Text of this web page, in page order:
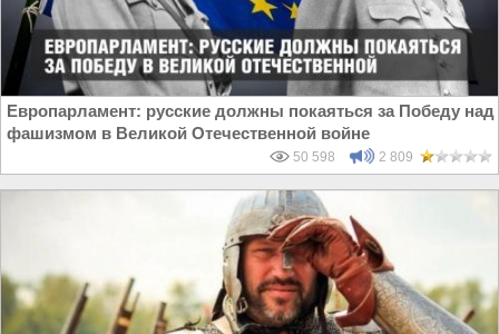
Европарламент: русские должны покаяться за Победу над
фашизмом в Великой Отечественной войне
50 598 2 809